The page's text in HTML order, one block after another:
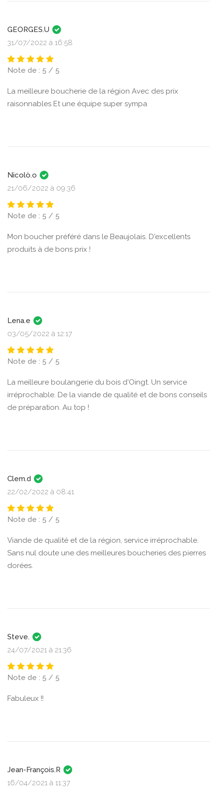
GEORGES.U
31/07/2022 à 16:58
Note de : 5 / 5
La meilleure boucherie de la région Avec des prix
raisonnables Et une équipe super sympa
Nicolò.o
21/06/2022 à 09:36
Note de : 5 / 5
Mon boucher préféré dans le Beaujolais. D'excellents
produits à de bons prix !
Lena.e
03/05/2022 à 12:17
Note de : 5 / 5
La meilleure boulangerie du bois d'Oingt. Un service
irréprochable. De la viande de qualité et de bons conseils
de préparation. Au top !
Clem.d
22/02/2022 à 08:41
Note de : 5 / 5
Viande de qualité et de la région, service irréprochable.
Sans nul doute une des meilleures boucheries des pierres
dorées.
Steve.
24/07/2021 à 21:36
Note de : 5 / 5
Fabuleux !!
Jean-François.R
16/04/2021 à 11:37